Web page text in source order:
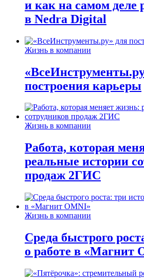
и как на самом деле
в Nedra Digital
Жизнь в компании
построения карьеры
Жизнь в компании
Работа, которая
реальные истории
продаж 2ГИС
Жизнь в компании
Среда быстрого
о работе в «Магнит